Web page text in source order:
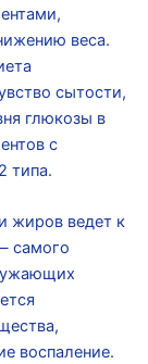
веса.
сытости,
глюкозы в
с
типа.
жиров ведет к
самого
воспаление.